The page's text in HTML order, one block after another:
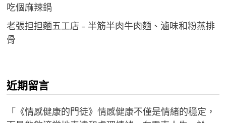
吃個麻辣鍋
老張担担麵五工店 – 半筋半肉牛肉麵、滷味和粉蒸排
骨
近期留言
「 《情感健康的門徒》情感健康不僅是情緒的穩定，